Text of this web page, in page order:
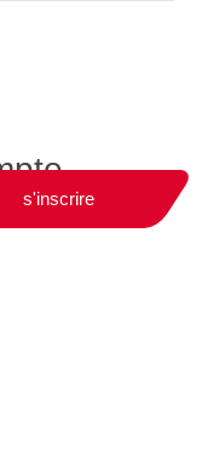
s'inscrire